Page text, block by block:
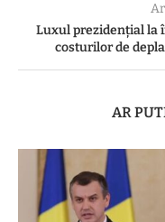
Luxul prezidențial la
costurilor de
AR